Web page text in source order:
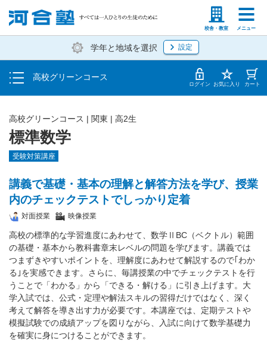
校舎・教室 メニュー
塾生の方 高等学校の先生
学年と地域を選択 設定
高校グリーンコース
学費の仕組み・支払方法
受講開始までの流れ
校舎・教室一覧 ログイン お気に入り カート
高校グリーンコース | 関東 | 高2生
標準数学
受験対策講座
講義で基礎・基本の理解と解答方法を学び、授業
内のチェックテストでしっかり定着
対面授業 映像授業
高校の標準的な学習進度にあわせて、数学ⅡBC（ベクトル）範囲
の基礎・基本から教科書章末レベルの問題を学びます。講義では
つまずきやすいポイントを、理解度にあわせて解説するので｢わか
る｣を実感できます。さらに、毎講授業の中でチェックテストを行
うことで「わかる」から「できる・解ける」に引き上げます。大
学入試では、公式・定理や解法スキルの習得だけではなく、深く
考えて解答を導き出す力が必要です。本講座では、定期テストや
模擬試験での成績アップを図りながら、入試に向けて数学基礎力
を確実に身につけることができます。